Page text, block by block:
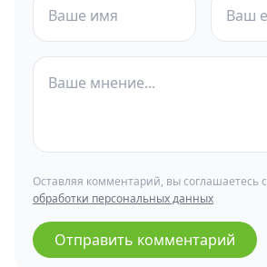
Оставляя комментарий, вы соглашаетесь с
обработки персональных данных
Отправить комментарий